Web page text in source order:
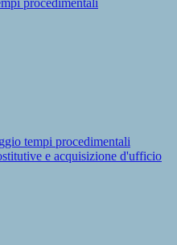
procedimentali
tempi procedimentali
e acquisizione d'ufficio